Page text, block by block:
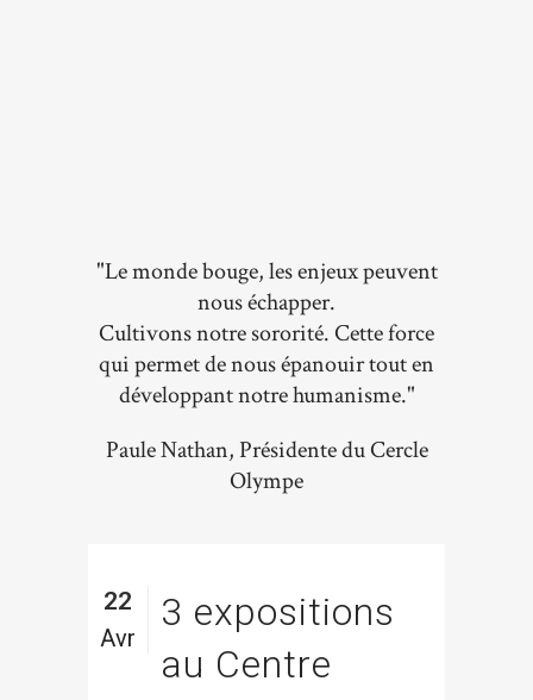
"Le monde bouge, les enjeux peuvent
nous échapper.
Cultivons notre sororité. Cette force
qui permet de nous épanouir tout en
développant notre humanisme."
Paule Nathan, Présidente du Cercle
Olympe
22
Avr
3 expositions
au Centre